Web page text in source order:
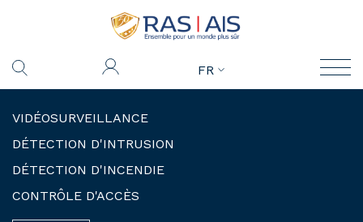
FR
VIDÉOSURVEILLANCE
DÉTECTION D'INTRUSION
DÉTECTION D'INCENDIE
CONTRÔLE D'ACCÈS